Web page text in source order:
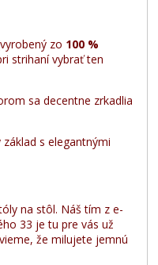
zo 100 %
strihaní vybrať ten
sa decentne zrkadlia
s elegantnými
na stôl. Náš tím z e-
33 je tu pre vás už
že milujete jemnú